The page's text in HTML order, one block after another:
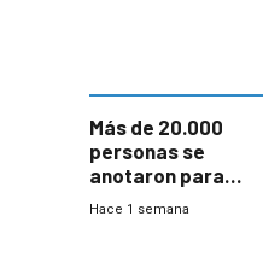
Más de 20.000
personas se
anotaron para
las pruebas
Hace 1 semana